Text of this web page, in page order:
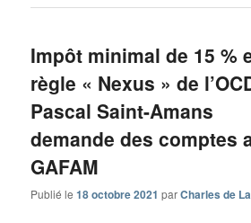
Impôt minimal de 15 %
règle « Nexus » de
Pascal Saint-Amans
demande des comptes
GAFAM
Publié le18 octobre 2021 parCharles de